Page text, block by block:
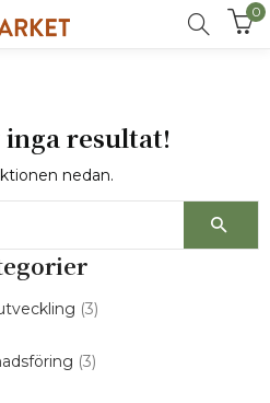
0
resultat!
nedan.
(3)
(3)